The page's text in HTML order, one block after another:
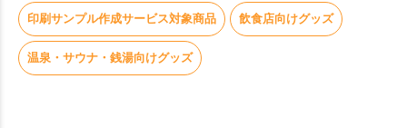
印刷サンプル作成サービス対象商品 飲食店向けグッズ
温泉・サウナ・銭湯向けグッズ